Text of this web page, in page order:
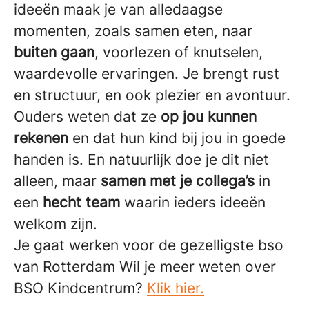
ideeën maak je van alledaagse
momenten, zoals samen eten, naar
buiten gaan, voorlezen of knutselen,
waardevolle ervaringen. Je brengt rust
en structuur, en ook plezier en avontuur.
Ouders weten dat ze op jou kunnen
rekenen en dat hun kind bij jou in goede
handen is. En natuurlijk doe je dit niet
alleen, maar samen met je collega’s in
een hecht team waarin ieders ideeën
welkom zijn.
Je gaat werken voor de gezelligste bso
van Rotterdam Wil je meer weten over
BSO Kindcentrum? Klik hier.